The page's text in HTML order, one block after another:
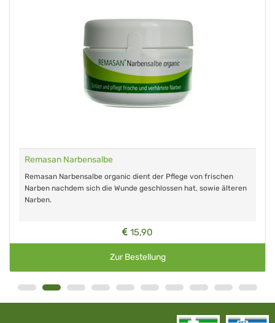
Remasan Narbensalbe
Remasan Narbensalbe organic dient der Pflege von frischen
Narben nachdem sich die Wunde geschlossen hat, sowie älteren
Narben.
15,90
Zur Bestellung